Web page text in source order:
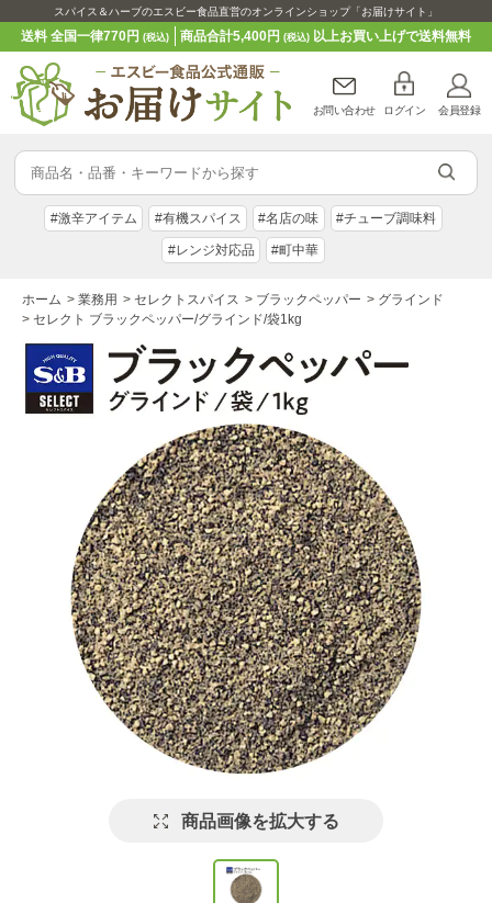
スパイス＆ハーブのエスビー食品直営のオンラインショップ「お届けサイト」
送料 全国一律770円(税込) 商品合計5,400円 (税込)以上お買い上げで送料無料
お問い合わせ ログイン 会員登録
#激辛アイテム #有機スパイス #名店の味 #チューブ調味料
#レンジ対応品 #町中華
ホーム > 業務用 > セレクトスパイス > ブラックペッパー > グラインド
> セレクト ブラックペッパー/グラインド/袋1kg
商品画像を拡大する